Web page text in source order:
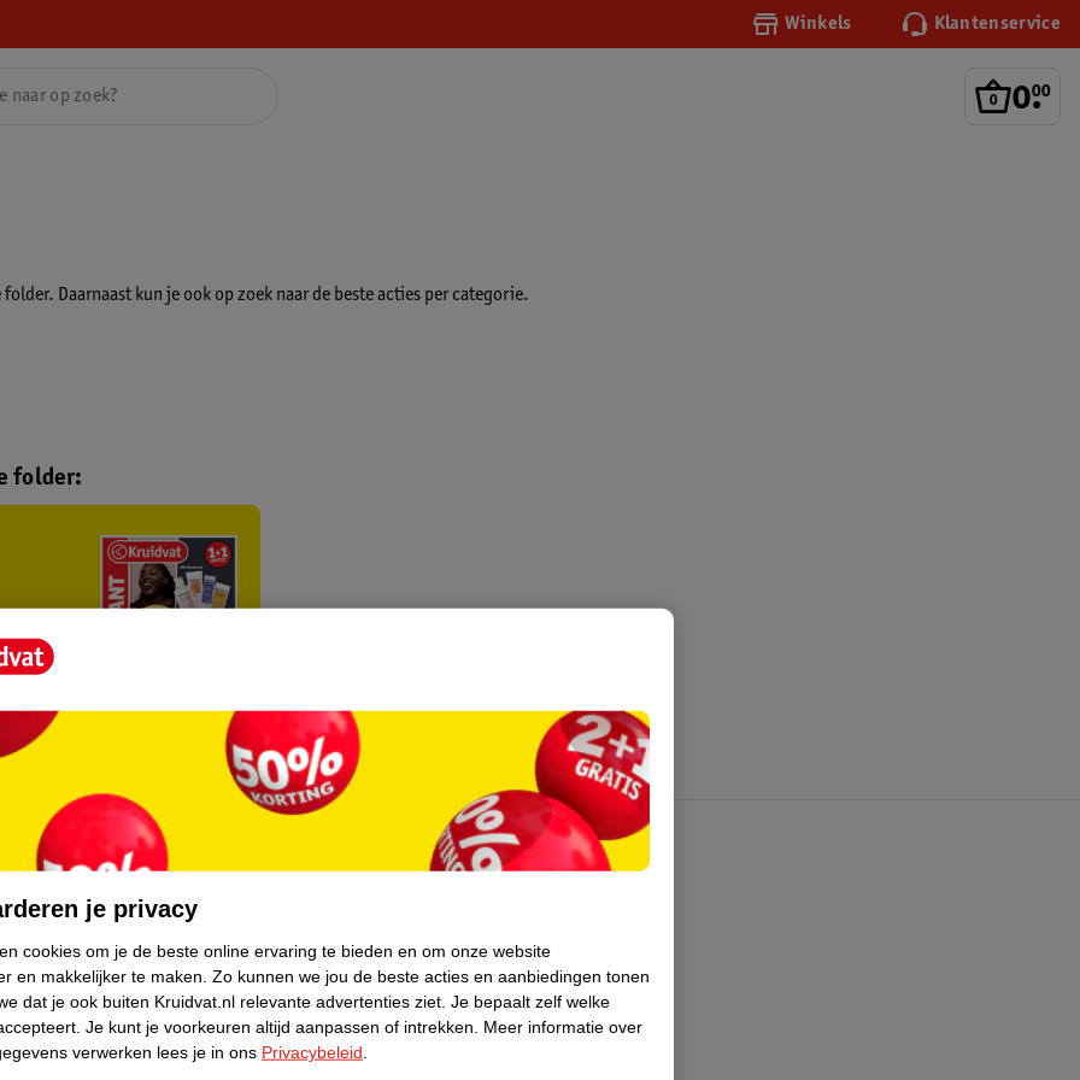
Winkels Klantenservice
0.
00
Daarnaast kun je ook op zoek naar de beste acties per categorie.
folder:
Over Kruidvat
Pers
Winkelformule
Bedrijfsgegevens
je privacy
cookies om je de beste online ervaring te bieden en om onze website
en makkelijker te maken. Zo kunnen we jou de beste acties en aanbiedingen tonen
dat je ook buiten Kruidvat.nl relevante advertenties ziet. Je bepaalt zelf welke
Je kunt je voorkeuren altijd aanpassen of intrekken.
Meer informatie over
verwerken lees je in ons Privacybeleid